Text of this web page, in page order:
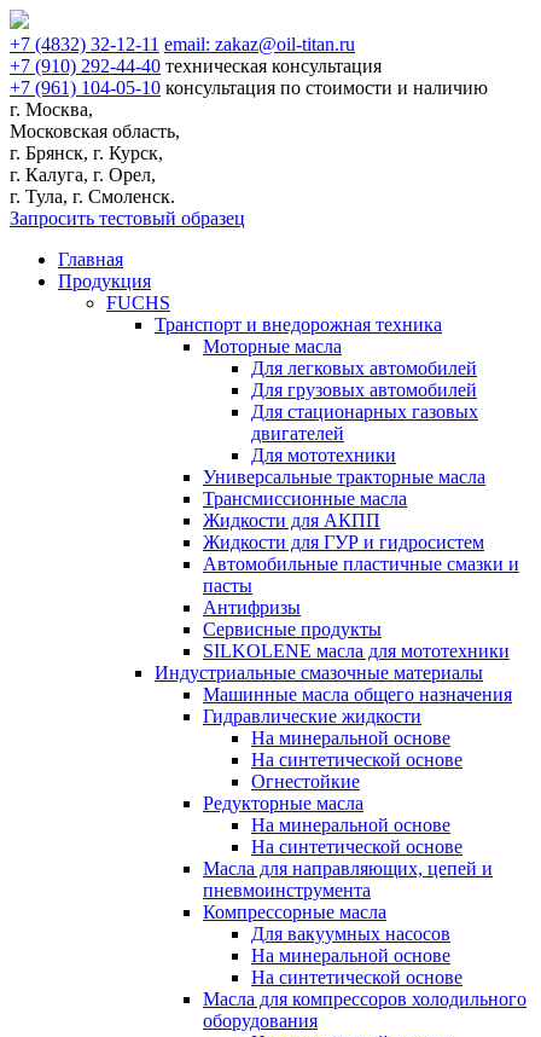
+7 (4832) 32-12-11 email: zakaz@oil-titan.ru
+7 (910) 292-44-40 техническая консультация
+7 (961) 104-05-10 консультация по стоимости и наличию
г. Москва,
Московская область,
г. Брянск, г. Курск,
г. Калуга, г. Орел,
г. Тула, г. Смоленск.
Запросить тестовый образец
Главная
Продукция
FUCHS
Транспорт и внедорожная техника
Моторные масла
Для легковых автомобилей
Для грузовых автомобилей
Для стационарных газовых
двигателей
Для мототехники
Универсальные тракторные масла
Трансмиссионные масла
Жидкости для АКПП
Жидкости для ГУР и гидросистем
Автомобильные пластичные смазки и
пасты
Антифризы
Сервисные продукты
SILKOLENE масла для мототехники
Индустриальные смазочные материалы
Машинные масла общего назначения
Гидравлические жидкости
На минеральной основе
На синтетической основе
Огнестойкие
Редукторные масла
На минеральной основе
На синтетической основе
Масла для направляющих, цепей и
пневмоинструмента
Компрессорные масла
Для вакуумных насосов
На минеральной основе
На синтетической основе
Масла для компрессоров холодильного
оборудования